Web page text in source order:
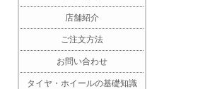
店舗紹介
ご注文方法
お問い合わせ
タイヤ・ホイールの基礎知識